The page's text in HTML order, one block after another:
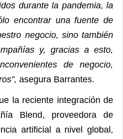
durante la pandemia, la
encontrar una fuente de
negocio, sino también
y, gracias a esto,
de negocio,
asegura Barrantes.
la reciente integración de
Blend, proveedora de
artificial a nivel global,